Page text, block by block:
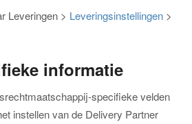
Leveringen > Leveringsinstellingen >
informatie
specifieke velden
instellen van de Delivery Partner